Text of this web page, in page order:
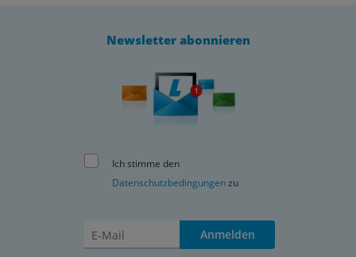
Newsletter abonnieren
Ich stimme den
Datenschutzbedingungenzu
Anmelden